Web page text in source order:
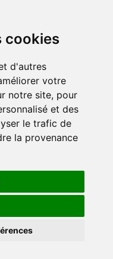
cookies
d'autres
votre
notre site, pour
et des
le trafic de
la provenance